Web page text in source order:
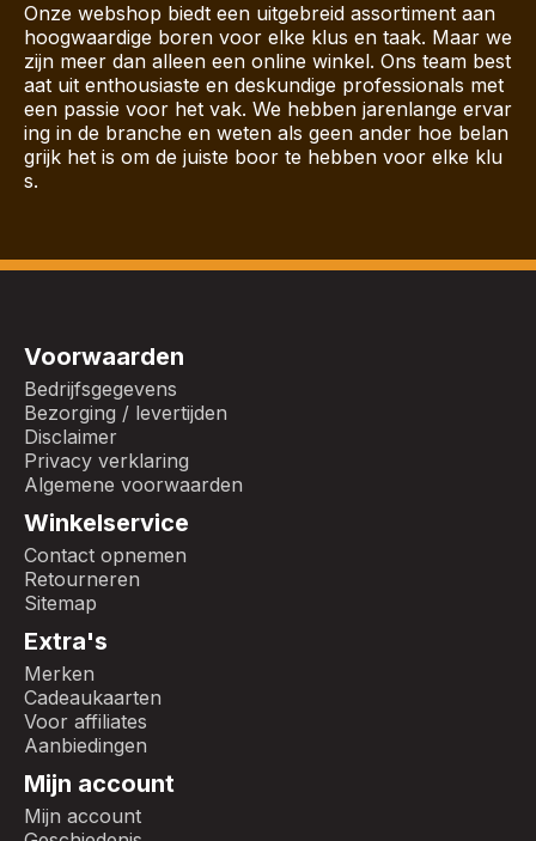
Onze webshop biedt een uitgebreid assortiment aan
hoogwaardige boren voor elke klus en taak. Maar we
zijn meer dan alleen een online winkel. Ons team best
aat uit enthousiaste en deskundige professionals met
een passie voor het vak. We hebben jarenlange ervar
ing in de branche en weten als geen ander hoe belan
grijk het is om de juiste boor te hebben voor elke klu
s.
Voorwaarden
Bedrijfsgegevens
Bezorging / levertijden
Disclaimer
Privacy verklaring
Algemene voorwaarden
Winkelservice
Contact opnemen
Retourneren
Sitemap
Extra's
Merken
Cadeaukaarten
Voor affiliates
Aanbiedingen
Mijn account
Mijn account